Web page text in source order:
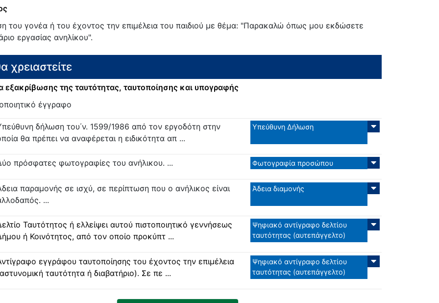
του γονέα ή του έχοντος την επιμέλεια του παιδιού με θέμα: "Παρακαλώ όπως μου εκδώσετε
εργασίας ανηλίκου".
χρειαστείτε
εξακρίβωσης της ταυτότητας, ταυτοποίησης και υπογραφής
έγγραφο
δήλωση του΄ν. 1599/1986 από τον εργοδότη στην
θα πρέπει να αναφέρεται η ειδικότητα απ ...
Υπεύθυνη Δήλωση
πρόσφατες φωτογραφίες του ανήλικου. ... Φωτογραφία προσώπου
παραμονής σε ισχύ, σε περίπτωση που ο ανήλικος είναι
...
Άδεια διαμονής
Ταυτότητος ή ελλείψει αυτού πιστοποιητικό γεννήσεως
ή Κοινότητος, από τον οποίο προκύπτ ...
Ψηφιακό αντίγραφο δελτίου
ταυτότητας (αυτεπάγγελτο)
εγγράφου ταυτοποίησης του έχοντος την επιμέλεια
ταυτότητα ή διαβατήριο). Σε πε ...
Ψηφιακό αντίγραφο δελτίου
ταυτότητας (αυτεπάγγελτο)